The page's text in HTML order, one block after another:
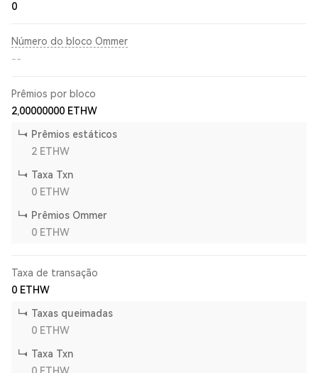
0
Número do bloco Ommer
--
Prêmios por bloco
2,00000000 ETHW
Prêmios estáticos
2 ETHW
Taxa Txn
0 ETHW
Prêmios Ommer
0 ETHW
Taxa de transação
0 ETHW
Taxas queimadas
0 ETHW
Taxa Txn